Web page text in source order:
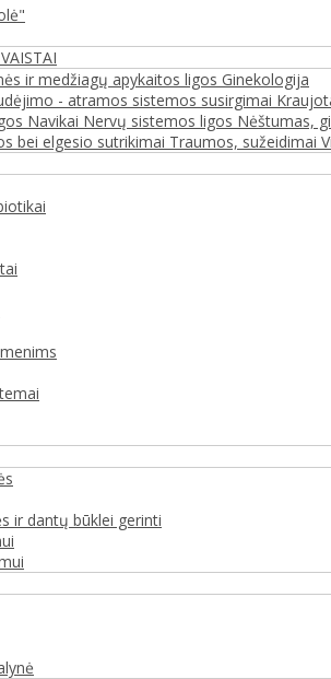
ir medžiagų apykaitos ligos Ginekologija
- atramos sistemos susirgimai
Navikai Nervų sistemos ligos Nėštumas,
bei elgesio sutrikimai Traumos, sužeidimai
ir dantų būklei gerinti